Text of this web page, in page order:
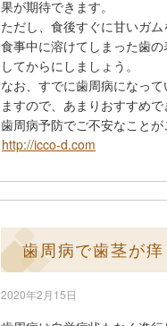
果が期待できます。
ただし、食後すぐに甘いガ
食事中に溶けてしまった歯
してからにしましょう。
なお、すでに歯周病になっ
ますので、あまりおすすめで
歯周病予防でご不安なことが
http://icco-d.com
歯周病で歯茎が痒
2020年2月15日